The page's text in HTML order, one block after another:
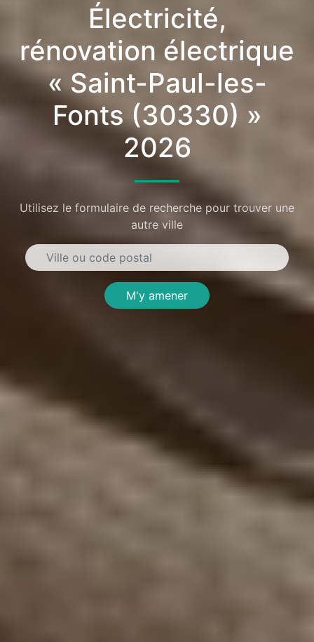
Électricité,
rénovation électrique
« Saint-Paul-les-
Fonts (30330) »
2026
Utilisez le formulaire de recherche pour trouver une
autre ville
M'y amener